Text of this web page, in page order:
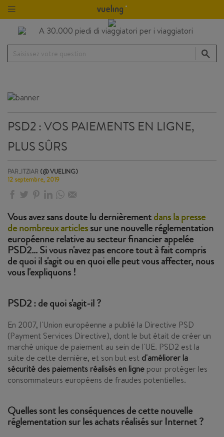
Saisissez votre question
PSD2 : VOS PAIEMENTS EN LIGNE,
PLUS SÛRS
PAR_ITZIAR (@ VUELING)
12 septembre, 2019
Vous avez sans doute lu dernièrementdans la presse
de nombreux articlessur une nouvelle réglementation
européenne relative au secteur financier appelée
PSD2… Si vous n'avez pas encore tout à fait compris
de quoi il s'agit ou en quoi elle peut vous affecter, nous
vous l'expliquons !
PSD2 : de quoi s'agit-il ?
En 2007, l'Union européenne a publié la Directive PSD
(Payment Services Directive), dont le but était de créer un
marché unique de paiement au sein de l'UE. PSD2 est la
suite de cette dernière, et son but est d'améliorer la
sécurité des paiements réalisés en ligne pour protéger les
consommateurs européens de fraudes potentielles.
Quelles sont les conséquences de cette nouvelle
réglementation sur les achats réalisés sur Internet ?